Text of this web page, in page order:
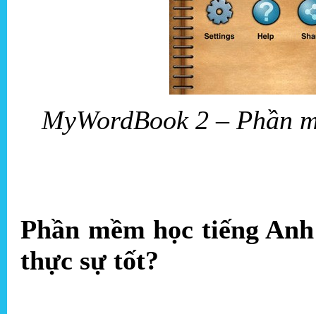
MyWordBook 2 – Phần
Phần mềm học tiếng
thực sự tốt?